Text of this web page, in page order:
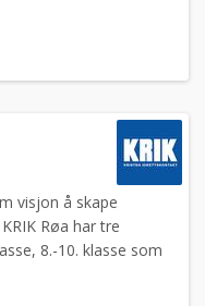
visjon å skape
Røa har tre
8.-10. klasse som